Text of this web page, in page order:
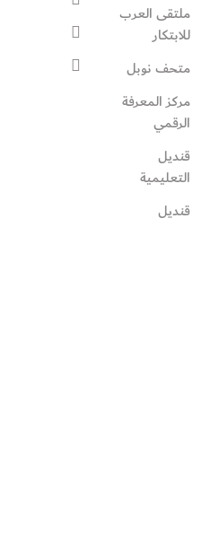
ملتقى العرب
للابتكار
متحف نوبل
مركز المعرفة
الرقمي
قنديل
التعليمية
قنديل